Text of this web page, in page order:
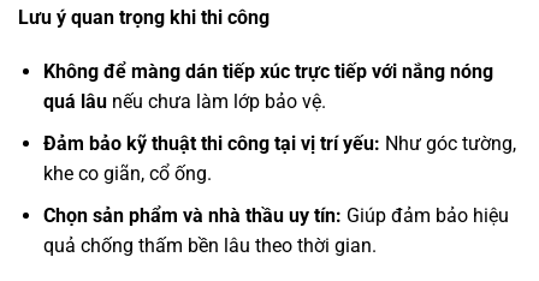
Lưu ý quan trọng khi thi công
Không để màng dán tiếp xúc trực tiếp với nắng nóng
quá lâunếu chưa làm lớp bảo vệ.
Đảm bảo kỹ thuật thi công tại vị trí yếu: Như góc tường,
khe co giãn, cổ ống.
Chọn sản phẩm và nhà thầu uy tín: Giúp đảm bảo hiệu
quả chống thấm bền lâu theo thời gian.